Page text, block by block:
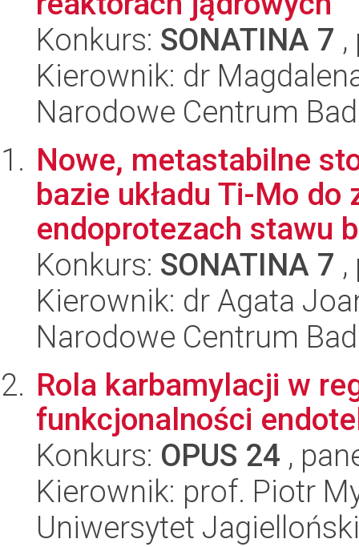
Konkurs: SONATINA 7
Kierownik: dr
Narodowe Centrum
Nowe, metastabilne
bazie układu Ti-Mo
endoprotezach stawu
Konkurs: SONATINA 7
Kierownik: dr Agata
Narodowe Centrum
Rola karbamylacji w
funkcjonalności
Konkurs: OPUS 24 ,
Kierownik: prof. Piotr
Uniwersytet Jagielloński